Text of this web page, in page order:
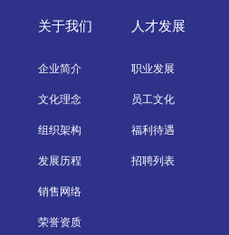
关于我们
企业简介
文化理念
组织架构
发展历程
销售网络
荣誉资质
人才发展
职业发展
员工文化
福利待遇
招聘列表